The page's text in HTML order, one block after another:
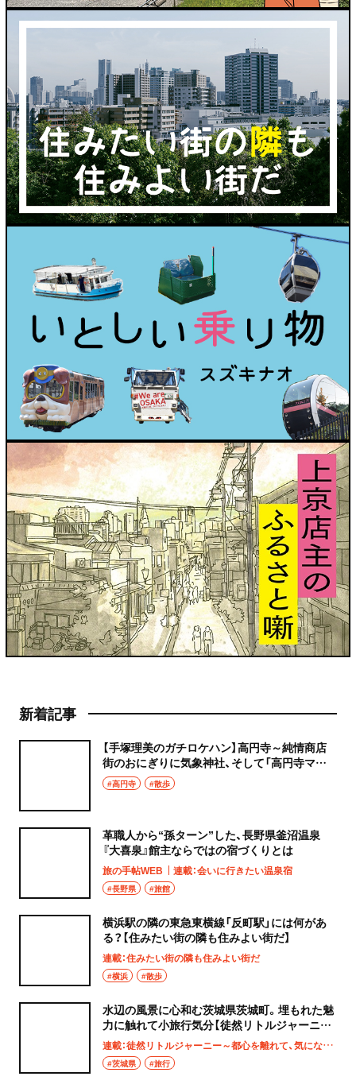
新着記事
【手塚理美のガチロケハン】高円寺～純情商店
街のおにぎりに気象神社、そして「高円寺マシ
タ」へ！
#高円寺 #散歩
革職人から“孫ターン”した、長野県釜沼温泉
『大喜泉』館主ならではの宿づくりとは
旅の手帖WEB 連載：会いに行きたい温泉宿
#長野県 #旅館
横浜駅の隣の東急東横線「反町駅」には何があ
る？【住みたい街の隣も住みよい街だ】
連載：住みたい街の隣も住みよい街だ
#横浜 #散歩
水辺の風景に心和む茨城県茨城町。埋もれた魅
力に触れて小旅行気分【徒然リトルジャーニ
ー】
連載：徒然リトルジャーニー～都心を離れて、気になる土地へ
#茨城県 #旅行